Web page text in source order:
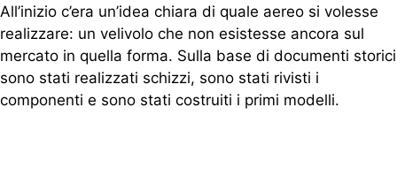
All’inizio c’era un’idea chiara di quale aereo si volesse
realizzare: un velivolo che non esistesse ancora sul
mercato in quella forma. Sulla base di documenti storici
sono stati realizzati schizzi, sono stati rivisti i
componenti e sono stati costruiti i primi modelli.